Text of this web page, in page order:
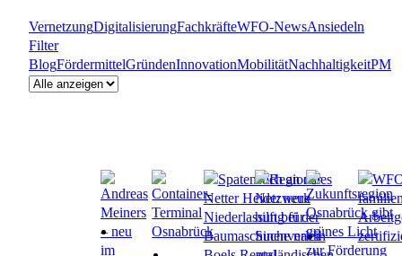
VernetzungDigitalisierungFachkräfteWFO-NewsAnsiedeln
Filter
BlogFördermittelGründenInnovationMobilitätNachhaltigkeitPM